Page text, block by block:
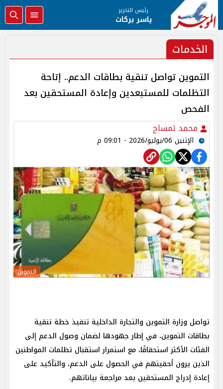
رئيس التحرير
ياسر بركات
الخدمات
التموين تواصل تنقية بطاقات الدعم.. إتاحة
التظلمات للمستبعدين وإعادة المستحقين بعد
الفحص
محمد تمساح
الإثنين 06/يوليو/2026 - 09:01 م
التموين
تواصل وزارة التموين والتجارة الداخلية تنفيذ خطة تنقية
بطاقات التموين، في إطار جهودها لضمان وصول الدعم إلى
الفئات الأكثر استحقاقًا، مع استمرار استقبال تظلمات المواطنين
الذين يرون أحقيتهم في الحصول على الدعم، والتأكيد على
إعادة إدراج المستحقين بعد مراجعة بياناتهم.